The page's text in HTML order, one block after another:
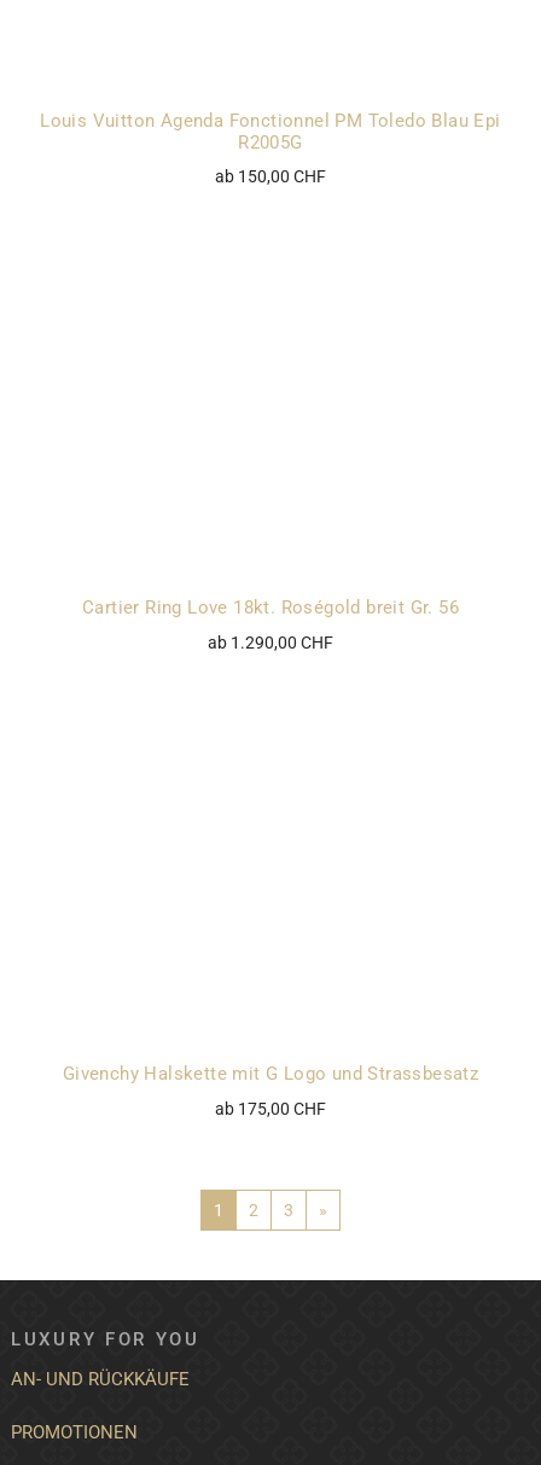
Louis Vuitton Agenda Fonctionnel PM Toledo Blau Epi
R2005G
ab 150,00 CHF
Cartier Ring Love 18kt. Roségold breit Gr. 56
ab 1.290,00 CHF
Givenchy Halskette mit G Logo und Strassbesatz
ab 175,00 CHF
1 2 3 »
LUXURY FOR YOU
AN- UND RÜCKKÄUFE
PROMOTIONEN